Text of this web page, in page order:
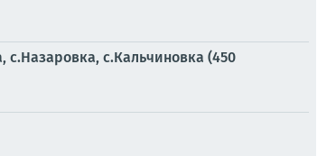
с.Назаровка, с.Кальчиновка (450